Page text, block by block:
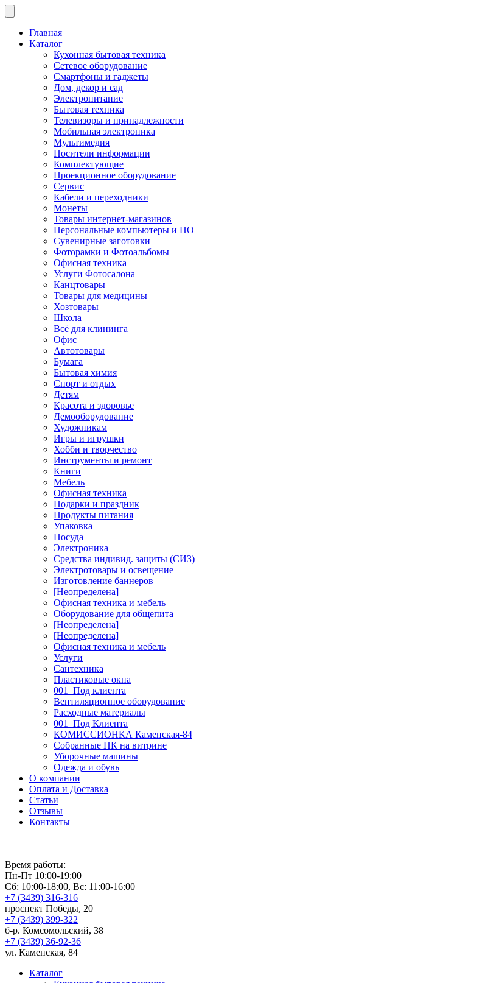
Главная
Каталог
Кухонная бытовая техника
Сетевое оборудование
Смартфоны и гаджеты
Дом, декор и сад
Электропитание
Бытовая техника
Телевизоры и принадлежности
Мобильная электроника
Мультимедия
Носители информации
Комплектующие
Проекционное оборудование
Сервис
Кабели и переходники
Монеты
Товары интернет-магазинов
Персональные компьютеры и ПО
Сувенирные заготовки
Фоторамки и Фотоальбомы
Офисная техника
Услуги Фотосалона
Канцтовары
Товары для медицины
Хозтовары
Школа
Всё для клининга
Офис
Автотовары
Бумага
Бытовая химия
Спорт и отдых
Детям
Красота и здоровье
Демооборудование
Художникам
Игры и игрушки
Хобби и творчество
Инструменты и ремонт
Книги
Мебель
Офисная техника
Подарки и праздник
Продукты питания
Упаковка
Посуда
Электроника
Средства индивид. защиты (СИЗ)
Электротовары и освещение
Изготовление баннеров
[Неопределена]
Офисная техника и мебель
Оборудование для общепита
[Неопределена]
[Неопределена]
Офисная техника и мебель
Услуги
Сантехника
Пластиковые окна
001_Под клиента
Вентиляционное оборудование
Расходные материалы
001_Под Клиента
КОМИССИОНКА Каменская-84
Собранные ПК на витрине
Уборочные машины
Одежда и обувь
О компании
Оплата и Доставка
Статьи
Отзывы
Контакты
Время работы:
Пн-Пт 10:00-19:00
Сб: 10:00-18:00, Вс: 11:00-16:00
+7 (3439) 316-316
проспект Победы, 20
+7 (3439) 399-322
б-р. Комсомольский, 38
+7 (3439) 36-92-36
ул. Каменская, 84
Каталог